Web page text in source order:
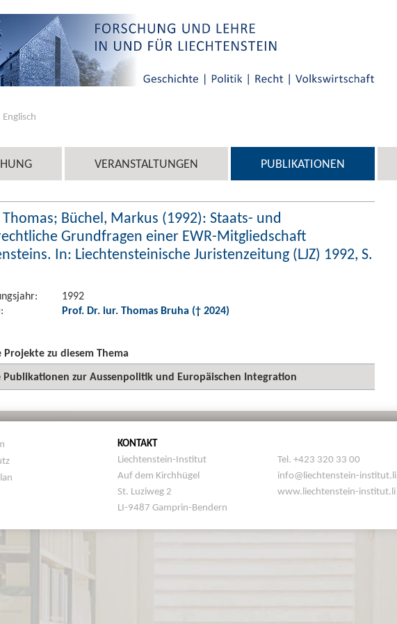
Englisch
VERANSTALTUNGEN PUBLIKATIONEN
Büchel, Markus (1992): Staats- und
Grundfragen einer EWR-Mitgliedschaft
In: Liechtensteinische Juristenzeitung (LJZ) 1992, S.
1992
Prof. Dr. iur. Thomas Bruha († 2024)
Projekte zu diesem Thema
Publikationen zur Aussenpolitik und Europäischen Integration
KONTAKT
Liechtenstein-Institut
Auf dem Kirchhügel
St. Luziweg 2
LI-9487 Gamprin-Bendern
Tel. +423 320 33 00
info@liechtenstein-institut.li
www.liechtenstein-institut.li